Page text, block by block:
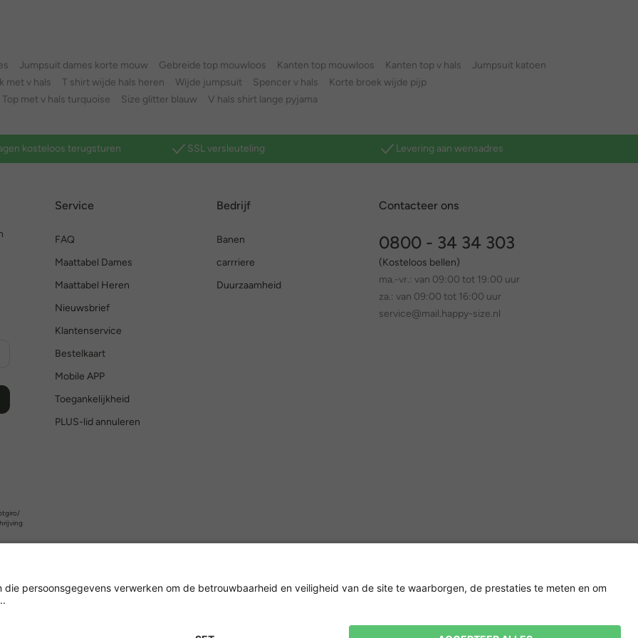
Jumpsuit dames korte mouw Gebreide top mouwloos Kanten top mouwloos Kanten top v hals
Jumpsuit katoen
met v hals
T shirt wijde hals heren Wijde jumpsuit Spencer v hals
Korte broek wijde pijp
Top met v hals turquoise
Size glitter blauw V hals shirt lange pyjama
kosteloos terugsturen SSL versleuteling Levering aan wensadres
Service
FAQ
Maattabel Dames
Maattabel Heren
Nieuwsbrief
Klantenservice
Bestelkaart
Mobile APP
Toegankelijkheid
PLUS-lid annuleren
Bedrijf
Banen
carrriere
Duurzaamheid
Contacteer ons
0800 - 34 34 303
(Kosteloos bellen)
ma.-vr.: van 09:00 tot 19:00 uur
za.: van 09:00 tot 16:00 uur
service@mail.happy-size.nl
Versleuteling met